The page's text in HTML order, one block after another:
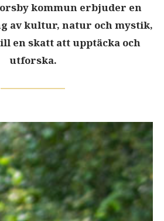
kommun erbjuder en
av kultur, natur och mystik,
en skatt att upptäcka och
utforska.